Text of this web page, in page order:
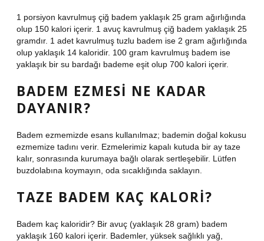
1 porsiyon kavrulmuş çiğ badem yaklaşık 25 gram ağırlığında
olup 150 kalori içerir. 1 avuç kavrulmuş çiğ badem yaklaşık 25
gramdır. 1 adet kavrulmuş tuzlu badem ise 2 gram ağırlığında
olup yaklaşık 14 kaloridir. 100 gram kavrulmuş badem ise
yaklaşık bir su bardağı bademe eşit olup 700 kalori içerir.
BADEM EZMESI NE KADAR
DAYANIR?
Badem ezmemizde esans kullanılmaz; bademin doğal kokusu
ezmemize tadını verir. Ezmelerimiz kapalı kutuda bir ay taze
kalır, sonrasında kurumaya bağlı olarak sertleşebilir. Lütfen
buzdolabına koymayın, oda sıcaklığında saklayın.
TAZE BADEM KAÇ KALORI?
Badem kaç kaloridir? Bir avuç (yaklaşık 28 gram) badem
yaklaşık 160 kalori içerir. Bademler, yüksek sağlıklı yağ,